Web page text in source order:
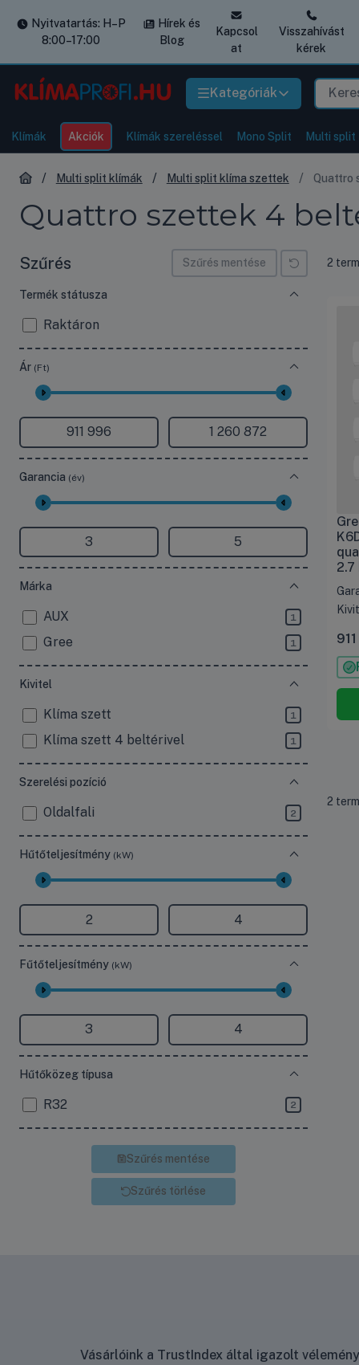
Kategóriák
Nyitvatartás: H–P
8:00–17:00
Hírek és
Blog
Kapcsol
at
Visszahívást
kérek
Klímák Akciók Klímák szereléssel Mono Split Multi split
Multi split klímák Multi split klíma szettek Quattro
Quattro szettek 4
Szűrés átugrása
Szűrés Szűrés mentése
Termék státusza
Raktáron
Ár (Ft)
Garancia (év)
Márka
AUX 1
Gree 1
Kivitel
Klíma szett 1
Klíma szett 4 beltérivel 1
Szerelési pozíció
Oldalfali 2
Hűtőteljesítmény (kW)
Fűtőteljesítmény (kW)
Hűtőközeg típusa
R32 2
Szűrés mentése
Szűrés törlése
2
2.7
2
Vásárlóink a TrustIndex által igazolt